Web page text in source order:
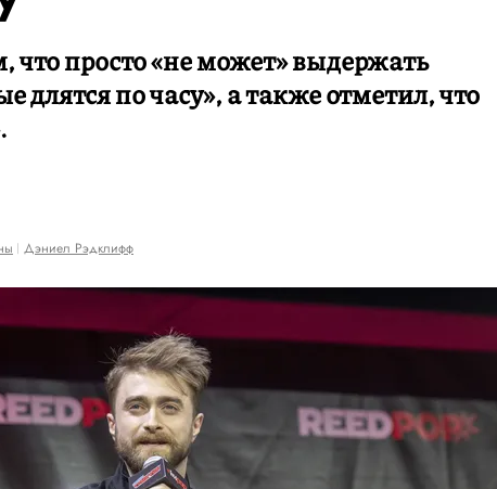
что просто «не может» выдержать
длятся по часу», а также отметил, что
Дэниел Рэдклифф